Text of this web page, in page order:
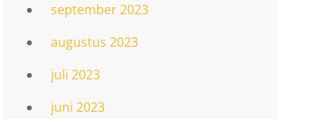
september 2023
augustus 2023
juli 2023
juni 2023